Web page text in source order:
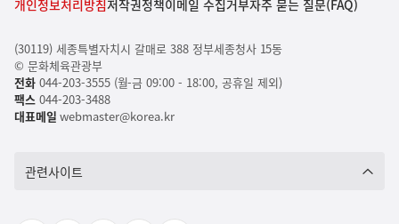
개인정보처리방침저작권정책이메일 수집거부자주 묻는 질문(FAQ)
(30119) 세종특별자치시 갈매로 388 정부세종청사 15동
© 문화체육관광부
전화044-203-3555 (월-금 09:00 - 18:00, 공휴일 제외)
팩스044-203-3488
대표메일 webmaster@korea.kr
관련사이트